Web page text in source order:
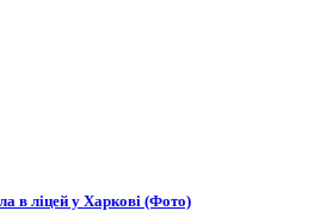
в ліцей у Харкові (Фото)